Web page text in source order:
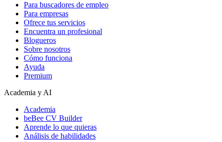
Para buscadores de empleo
Para empresas
Ofrece tus servicios
Encuentra un profesional
Blogueros
Sobre nosotros
Cómo funciona
Ayuda
Premium
Academia y AI
Academia
beBee CV Builder
Aprende lo que quieras
Análisis de habilidades